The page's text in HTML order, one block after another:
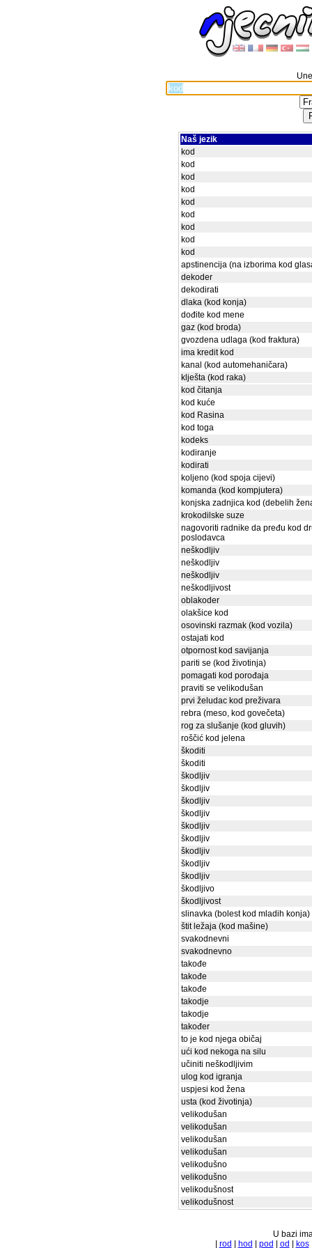
Naš jezik
kod
kod
kod
kod
kod
kod
kod
kod
kod
apstinencija (na izborima kod
dekoder
dekodirati
dlaka (kod konja)
dođite kod mene
gaz (kod broda)
gvozdena udlaga (kod fraktura)
ima kredit kod
kanal (kod automehaničara)
klješta (kod raka)
kod čitanja
kod kuće
kod Rasina
kod toga
kodeks
kodiranje
kodirati
koljeno (kod spoja cijevi)
komanda (kod kompjutera)
konjska zadnjica kod (debelih
krokodilske suze
nagovoriti radnike da pređu kod
poslodavca
neškodljiv
neškodljiv
neškodljiv
neškodljivost
oblakoder
olakšice kod
osovinski razmak (kod vozila)
ostajati kod
otpornost kod savijanja
pariti se (kod životinja)
pomagati kod porođaja
praviti se velikodušan
prvi želudac kod preživara
rebra (meso, kod govečeta)
rog za slušanje (kod gluvih)
roščić kod jelena
škoditi
škoditi
škodljiv
škodljiv
škodljiv
škodljiv
škodljiv
škodljiv
škodljiv
škodljiv
škodljiv
škodljivo
škodljivost
slinavka (bolest kod mladih konja)
štit ležaja (kod mašine)
svakodnevni
svakodnevno
takođe
takođe
takođe
takodje
takodje
također
to je kod njega običaj
ući kod nekoga na silu
učiniti neškodljivim
ulog kod igranja
uspjesi kod žena
usta (kod životinja)
velikodušan
velikodušan
velikodušan
velikodušan
velikodušno
velikodušno
velikodušnost
velikodušnost
U bazi
rod hod pod od kos